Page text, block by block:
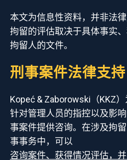
本文为信息性资料，并非法
拘留的评估取决于具体事实
拘留人的文件。
刑事案件法律支持
Kopeć & Zaborowski（KKZ）
针对管理人员的指控以及影
事案件提供咨询。在涉及拘
事事务中，可以
咨询案件、获得情况评估，